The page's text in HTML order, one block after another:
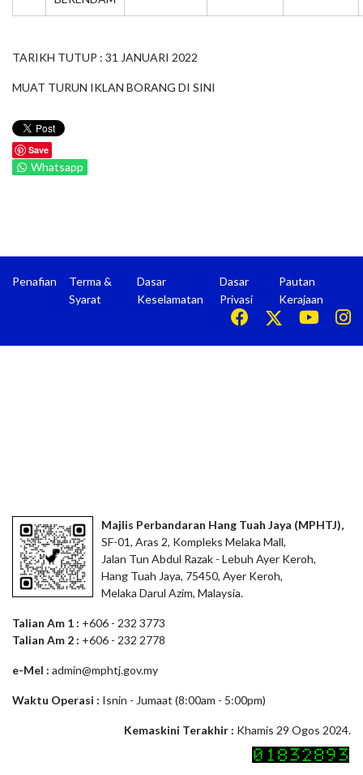
TARIKH TUTUP : 31 JANUARI 2022
MUAT TURUN IKLAN BORANG DI SINI
Save
Whatsapp
Penafian
Terma &
Syarat
Dasar
Keselamatan
Dasar
Privasi
Pautan
Kerajaan
Majlis Perbandaran Hang Tuah Jaya (MPHTJ),
SF-01, Aras 2, Kompleks Melaka Mall,
Jalan Tun Abdul Razak - Lebuh Ayer Keroh,
Hang Tuah Jaya, 75450, Ayer Keroh,
Melaka Darul Azim, Malaysia.
Talian Am 1 : +606 - 232 3773
Talian Am 2 : +606 - 232 2778
e-Mel : admin@mphtj.gov.my
Waktu Operasi : Isnin - Jumaat (8:00am - 5:00pm)
Kemaskini Terakhir : Khamis 29 Ogos 2024.